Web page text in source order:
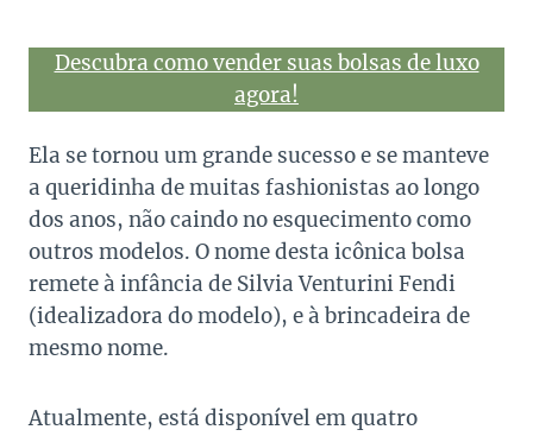
Descubra como vender suas bolsas de luxo
agora!
Ela se tornou um grande sucesso e se manteve
a queridinha de muitas fashionistas ao longo
dos anos, não caindo no esquecimento como
outros modelos. O nome desta icônica bolsa
remete à infância de Silvia Venturini Fendi
(idealizadora do modelo), e à brincadeira de
mesmo nome.
Atualmente, está disponível em quatro